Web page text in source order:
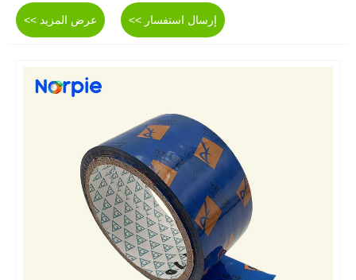
عرض المزيد >> إرسال استفسار >>